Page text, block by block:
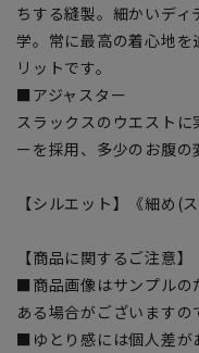
ちする縫製。細かいデ
学。常に最高の着心地
リットです。
■アジャスター
スラックスのウエスト
ーを採用、多少のお腹の
【シルエット】《細め(
【商品に関するご注意】
■商品画像はサンプルの
ある場合がございますの
■ゆとり感には個人差が